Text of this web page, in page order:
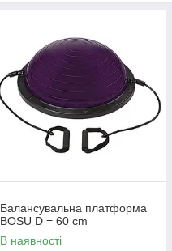
Балансувальна платформа
BOSU D = 60 cm
В наявності